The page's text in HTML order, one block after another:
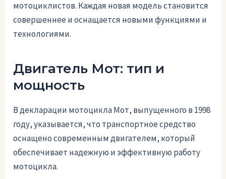
мотоциклистов. Каждая новая модель становится
совершеннее и оснащается новыми функциями и
технологиями.
Двигатель Мот: тип и
мощность
В декларации мотоцикла Мот, выпущенного в 1998
году, указывается, что транспортное средство
оснащено современным двигателем, который
обеспечивает надежную и эффективную работу
мотоцикла.